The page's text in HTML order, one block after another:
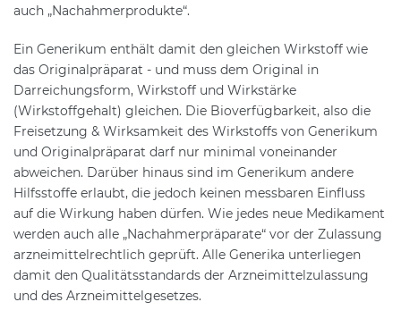
auch „Nachahmerprodukte“.
Ein Generikum enthält damit den gleichen Wirkstoff wie
das Originalpräparat - und muss dem Original in
Darreichungsform, Wirkstoff und Wirkstärke
(Wirkstoffgehalt) gleichen. Die Bioverfügbarkeit, also die
Freisetzung & Wirksamkeit des Wirkstoffs von Generikum
und Originalpräparat darf nur minimal voneinander
abweichen. Darüber hinaus sind im Generikum andere
Hilfsstoffe erlaubt, die jedoch keinen messbaren Einfluss
auf die Wirkung haben dürfen. Wie jedes neue Medikament
werden auch alle „Nachahmerpräparate“ vor der Zulassung
arzneimittelrechtlich geprüft. Alle Generika unterliegen
damit den Qualitätsstandards der Arzneimittelzulassung
und des Arzneimittelgesetzes.